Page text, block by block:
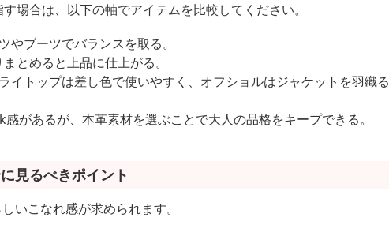
場合は、以下の軸でアイテムを比較してください。
やブーツでバランスを取る。
とめると上品に仕上がる。
イトップは差し色で使いやすく、オフショルはジャケットを羽織る
があるが、本革素材を選ぶことで大人の品格をキープできる。
見るべきポイント
いこなれ感が求められます。